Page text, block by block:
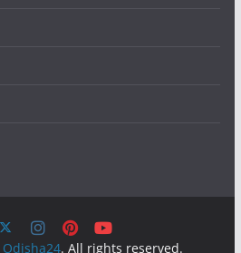
Odisha24. All rights reserved.